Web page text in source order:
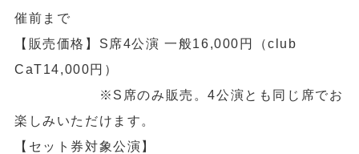
催前まで
【販売価格】S席4公演 一般16,000円（club
CaT14,000円）
※S席のみ販売。4公演とも同じ席でお
楽しみいただけます。
【セット券対象公演】